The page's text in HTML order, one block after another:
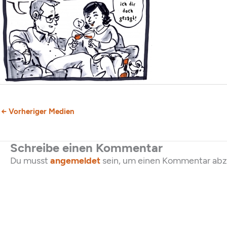
← Vorheriger Medien
Schreibe einen Kommentar
Du musst angemeldet sein, um einen Kommentar